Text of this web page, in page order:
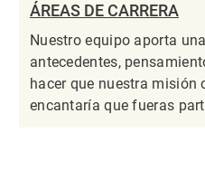
ÁREAS DE CARRERA
Nuestro equipo aporta
antecedentes,
hacer que nuestra misión
encantaría que fueras